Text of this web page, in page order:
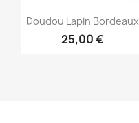
Aperçu rapide
Doudou Lapin Bordeaux
25,00 €